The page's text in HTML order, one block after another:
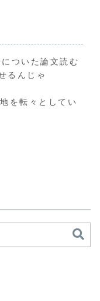
ついた論文読む
るんじゃ
を転々としてい